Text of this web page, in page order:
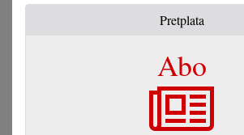
Pretplata
Abo